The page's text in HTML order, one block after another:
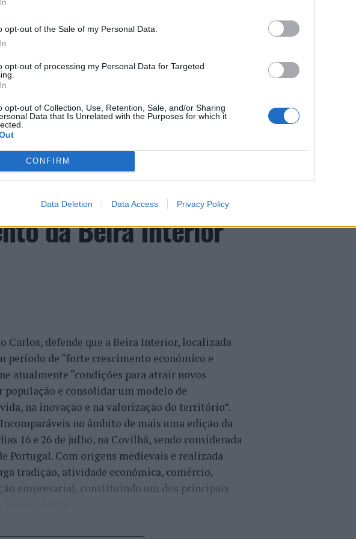
opt-out of the Sale of my Personal Data.
opt-out of processing my Personal Data for Targeted
opt-out of Collection, Use, Retention, Sale, and/or Sharing
Data that Is Unrelated with the Purposes for which it
CONFIRM
Data Deletion Data Access Privacy Policy
uma das manifestações mais emblemáticas da
albicastrense.
e internacionais, investigadores, artesãos,
instituições de ensino superior e
da UNESCO” discutirão políticas públicas,
cooperação entre territórios,
geracional e o papel das artes e dos ofícios
económico, turístico e cultural”.
integrará visitas ao Museu dos Têxteis, ao
Branco, a exposição “O Mundo Bordado à
ao vivo.
de crescimento internacional” de Castelo
Sónia Abreu, chefe da Divisão de Museus e
continuidade do desenvolvimento desta
‘Rede das Cidades Criativas’. Temos uma
e, dentro dessa programação, está também o
de Artes e Ofícios’”, referiu esta responsável,
já promoveu anteriormente outras iniciativas
o ‘Encontro Internacional de Cidades
Ibero-Americano das Cidades Criativas’
das atividades que estão muito ligadas às
A LER
investimento
imobiliária como
da Beira Interior
defende que a Beira Interior, localizada
período de “forte crescimento económico e
atualmente “condições para atrair novos
e consolidar um modelo de
na inovação e na valorização do território”.
no âmbito de mais uma edição da
16 e 26 de julho, na Covilhã, sendo considerada
Portugal. Com origens medievais e realizada
tradição, atividade económica, comércio,
empresarial, constituindo um dos principais
ao longo dos últimos anos representa o